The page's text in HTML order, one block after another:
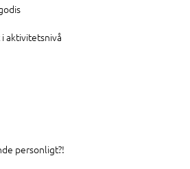
aktivitetsnivå
personligt?!